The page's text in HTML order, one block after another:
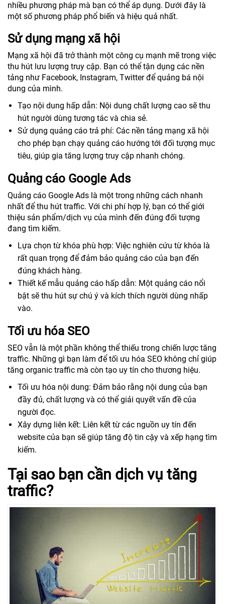
nhiều phương pháp mà bạn có thể áp dụng. Dưới đây là
một số phương pháp phổ biến và hiệu quả nhất.
Sử dụng mạng xã hội
Mạng xã hội đã trở thành một công cụ mạnh mẽ trong việc
thu hút lưu lượng truy cập. Bạn có thể tận dụng các nền
tảng như Facebook, Instagram, Twitter để quảng bá nội
dung của mình.
Tạo nội dung hấp dẫn: Nội dung chất lượng cao sẽ thu
hút người dùng tương tác và chia sẻ.
Sử dụng quảng cáo trả phí: Các nền tảng mạng xã hội
cho phép bạn chạy quảng cáo hướng tới đối tượng mục
tiêu, giúp gia tăng lượng truy cập nhanh chóng.
Quảng cáo Google Ads
Quảng cáo Google Ads là một trong những cách nhanh
nhất để thu hút traffic. Với chi phí hợp lý, bạn có thể giới
thiệu sản phẩm/dịch vụ của mình đến đúng đối tượng
đang tìm kiếm.
Lựa chọn từ khóa phù hợp: Việc nghiên cứu từ khóa là
rất quan trọng để đảm bảo quảng cáo của bạn đến
đúng khách hàng.
Thiết kế mẫu quảng cáo hấp dẫn: Một quảng cáo nổi
bật sẽ thu hút sự chú ý và kích thích người dùng nhấp
vào.
Tối ưu hóa SEO
SEO vẫn là một phần không thể thiếu trong chiến lược tăng
traffic. Những gì bạn làm để tối ưu hóa SEO không chỉ giúp
tăng organic traffic mà còn tạo uy tín cho thương hiệu.
Tối ưu hóa nội dung: Đảm bảo rằng nội dung của bạn
đầy đủ, chất lượng và có thể giải quyết vấn đề của
người đọc.
Xây dựng liên kết: Liên kết từ các nguồn uy tín đến
website của bạn sẽ giúp tăng độ tin cậy và xếp hạng tìm
kiếm.
Tại sao bạn cần dịch vụ tăng
traffic?